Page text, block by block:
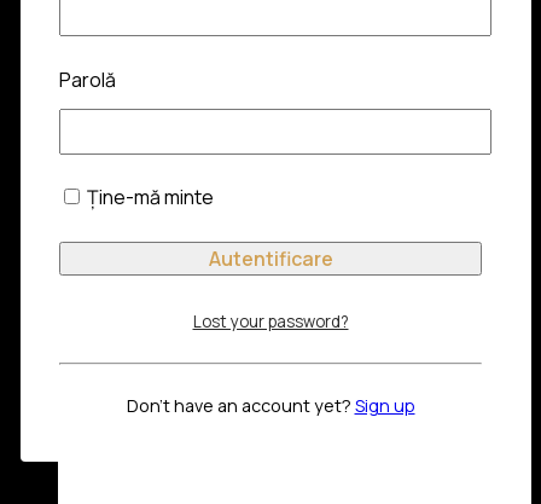
Parolă
Ține-mă minte
Lost your password?
Don't have an account yet? Sign up